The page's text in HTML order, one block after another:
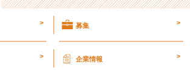
か
> 募集 >
> 企業情報 >